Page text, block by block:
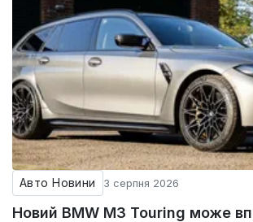
Авто Новини 3 серпня 2026
Новий BMW M3 Touring може